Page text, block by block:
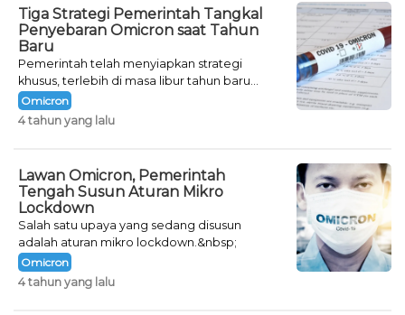
Tiga Strategi Pemerintah Tangkal
Penyebaran Omicron saat Tahun
Baru
Pemerintah telah menyiapkan strategi
khusus, terlebih di masa libur tahun baru
seperti saat ini.
Omicron
4 tahun yang lalu
Lawan Omicron, Pemerintah
Tengah Susun Aturan Mikro
Lockdown
Salah satu upaya yang sedang disusun
adalah aturan mikro lockdown.&nbsp;
Omicron
4 tahun yang lalu